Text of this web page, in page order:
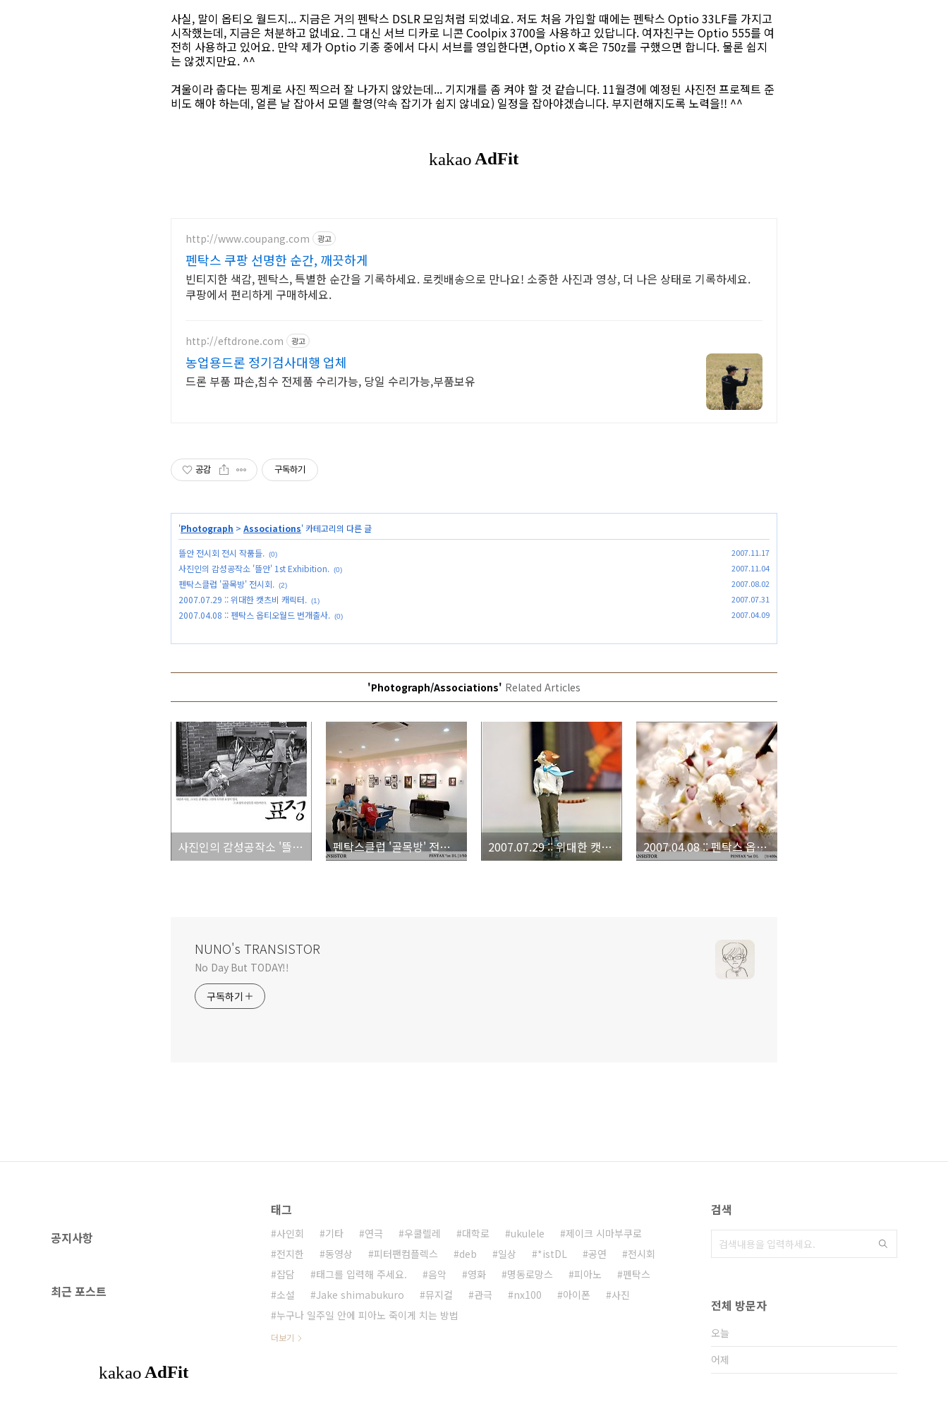
사실, 말이 옵티오 월드지... 지금은 거의 펜탁스 DSLR 모임처럼 되었네요. 저도 처음 가입할 때에는 펜탁스 Optio 33LF를 가지고
시작했는데, 지금은 처분하고 없네요. 그 대신 서브 디카로 니콘 Coolpix 3700을 사용하고 있답니다. 여자친구는 Optio 555를 여
전히 사용하고 있어요. 만약 제가 Optio 기종 중에서 다시 서브를 영입한다면, Optio X 혹은 750z를 구했으면 합니다. 물론 쉽지
는 않겠지만요. ^^
겨울이라 춥다는 핑계로 사진 찍으러 잘 나가지 않았는데... 기지개를 좀 켜야 할 것 같습니다. 11월경에 예정된 사진전 프로젝트 준
비도 해야 하는데, 얼른 날 잡아서 모델 촬영(약속 잡기가 쉽지 않네요) 일정을 잡아야겠습니다. 부지런해지도록 노력을!! ^^
http://www.coupang.com 광고
펜탁스 쿠팡 선명한 순간, 깨끗하게
빈티지한 색감, 펜탁스, 특별한 순간을 기록하세요. 로켓배송으로 만나요! 소중한 사진과 영상, 더 나은 상태로 기록하세요.
쿠팡에서 편리하게 구매하세요.
http://eftdrone.com 광고
농업용드론 정기검사대행 업체
드론 부품 파손,침수 전제품 수리가능, 당일 수리가능,부품보유
공감 구독하기
'Photograph > Associations' 카테고리의 다른 글
뜰안 전시회 전시 작품들. (0) 2007.11.17
사진인의 감성공작소 '뜰안' 1st Exhibition. (0) 2007.11.04
펜탁스클럽 '골목방' 전시회. (2) 2007.08.02
2007.07.29 :: 위대한 캣츠비 캐릭터. (1) 2007.07.31
2007.04.08 :: 펜탁스 옵티오월드 번개출사. (0) 2007.04.09
'Photograph/Associations' Related Articles
사진인의 감성공작소 '뜰안' 1st Exhibition. 펜탁스클럽 '골목방' 전시회. 2007.07.29 :: 위대한 캣츠비 캐릭터. 2007.04.08 :: 펜탁스 옵티오월드 번개출사.
NUNO's TRANSISTOR
No Day But TODAY!!
구독하기
공지사항
최근 포스트
태그
사인회 기타 연극 우쿨렐레 대학로 ukulele
제이크 시마부쿠로
전지한
동영상 피터팬컴플렉스 deb 일상 *istDL 공연
전시회
잡담
태그를 입력해 주세요. 음악 영화 명동로망스 피아노
펜탁스
소설
Jake shimabukuro 뮤지컬 관극 nx100 아이폰
사진
누구나 일주일 안에 피아노 죽이게 치는 방법
더보기
검색
전체 방문자
오늘
어제